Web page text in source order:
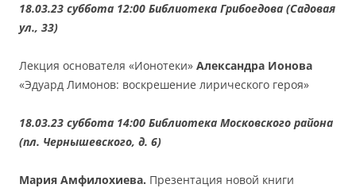
18.03.23 суббота 12:00 Библиотека Грибоедова (Садовая
ул., 33)
Лекция основателя «Ионотеки» Александра Ионова
«Эдуард Лимонов: воскрешение лирического героя»
18.03.23 суббота 14:00 Библиотека Московского района
(пл. Чернышевского, д. 6)
Мария Амфилохиева. Презентация новой книги